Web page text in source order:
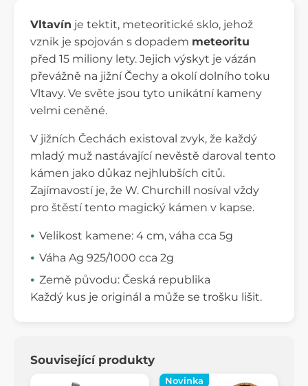
Vltavín je tektit, meteoritické sklo, jehož
vznik je spojován s dopadem meteoritu
před 15 miliony lety. Jejich výskyt je vázán
převážně na jižní Čechy a okolí dolního toku
Vltavy. Ve světe jsou tyto unikátní kameny
velmi ceněné.
V jižních Čechách existoval zvyk, že každý
mladý muž nastávající nevěstě daroval tento
kámen jako důkaz nejhlubších citů.
Zajímavostí je, že W. Churchill nosíval vždy
pro štěstí tento magický kámen v kapse.
Velikost kamene: 4 cm, váha cca 5g
Váha Ag 925/1000 cca 2g
Země původu: Česká republika
Každý kus je originál a může se trošku lišit.
Související produkty
Novinka